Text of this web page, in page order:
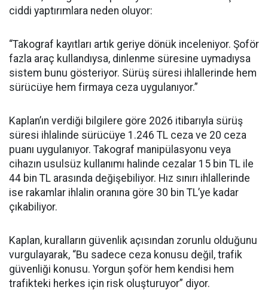
ciddi yaptırımlara neden oluyor:
“Takograf kayıtları artık geriye dönük inceleniyor. Şoför
fazla araç kullandıysa, dinlenme süresine uymadıysa
sistem bunu gösteriyor. Sürüş süresi ihlallerinde hem
sürücüye hem firmaya ceza uygulanıyor.”
Kaplan’ın verdiği bilgilere göre 2026 itibarıyla sürüş
süresi ihlalinde sürücüye 1.246 TL ceza ve 20 ceza
puanı uygulanıyor. Takograf manipülasyonu veya
cihazın usulsüz kullanımı halinde cezalar 15 bin TL ile
44 bin TL arasında değişebiliyor. Hız sınırı ihlallerinde
ise rakamlar ihlalin oranına göre 30 bin TL’ye kadar
çıkabiliyor.
Kaplan, kuralların güvenlik açısından zorunlu olduğunu
vurgulayarak, “Bu sadece ceza konusu değil, trafik
güvenliği konusu. Yorgun şoför hem kendisi hem
trafikteki herkes için risk oluşturuyor” diyor.